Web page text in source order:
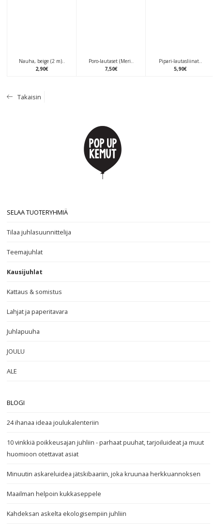
Nauha, beige (2 m)..
2,90€
Poro-lautaset (Meri..
7,50€
Pipari-lautasliinat..
5,90€
Takaisin
SELAA TUOTERYHMIÄ
Tilaa juhlasuunnittelija
Teemajuhlat
Kausijuhlat
Kattaus & somistus
Lahjat ja paperitavara
Juhlapuuha
JOULU
ALE
BLOGI
24 ihanaa ideaa joulukalenteriin
10 vinkkiä poikkeusajan juhliin - parhaat puuhat, tarjoiluideat ja muut
huomioon otettavat asiat
Minuutin askareluidea jätskibaariin, joka kruunaa herkkuannoksen
Maailman helpoin kukkaseppele
Kahdeksan askelta ekologisempiin juhliin